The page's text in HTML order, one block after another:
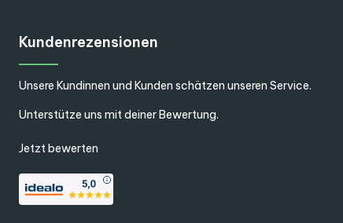
Kundenrezensionen
Unsere Kundinnen und Kunden schätzen unseren Service.
Unterstütze uns mit deiner Bewertung.
Jetzt bewerten